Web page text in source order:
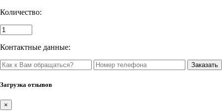
Количество:
Контактные данные:
Загрузка отзывов
×